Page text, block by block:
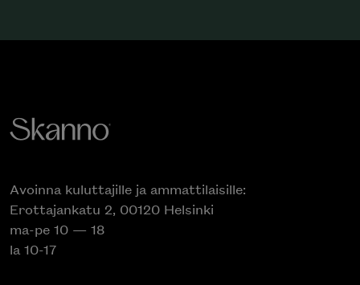
Avoinna kuluttajille ja ammattilaisille:
Erottajankatu 2, 00120 Helsinki
ma-pe 10 — 18
la 10-17